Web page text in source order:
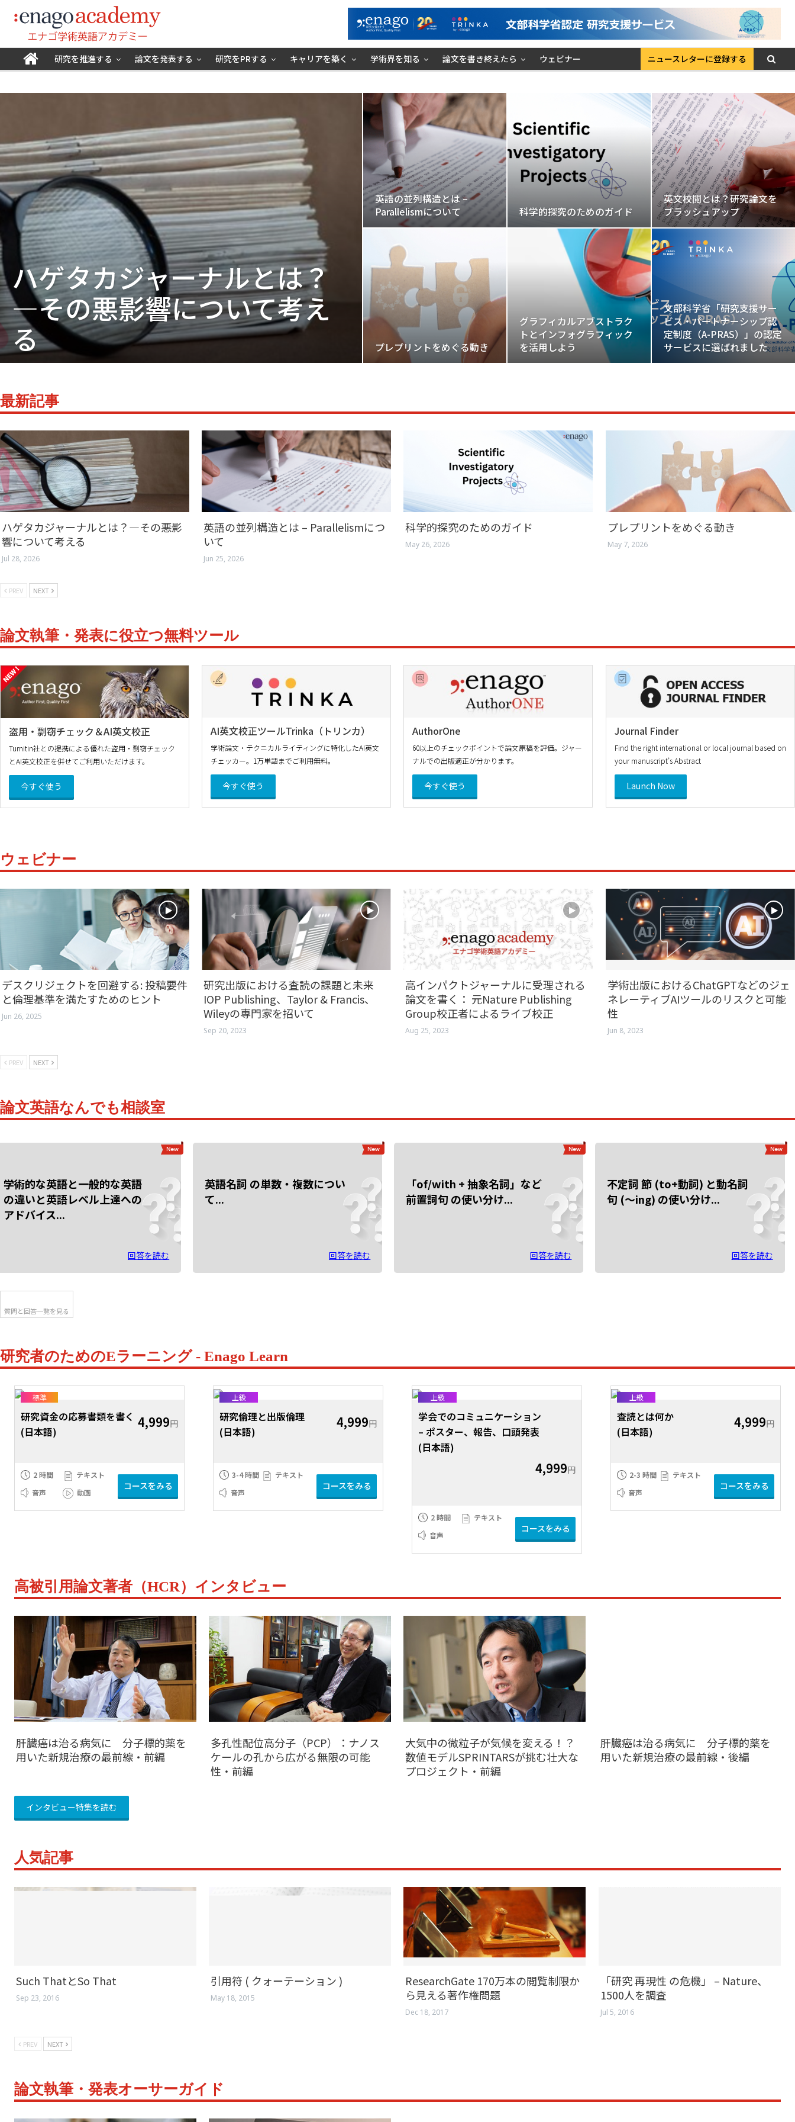
研究を推進する 論文を発表する 研究をPRする キャリアを築く 学術界を知る 論文を書き終えたら ウェビナー ニュースレターに登録する
ハゲタカジャーナルとは？
―その悪影響について考え
る
英語の並列構造とは –
Parallelismについて
科学的探究のためのガイド
プレプリントをめぐる動き
グラフィカルアブストラク
トとインフォグラフィック
を活用しよう
英文校閲とは？研究論文を
ブラッシュアップ
文部科学省「研究支援サー
ビス・パートナーシップ認
定制度（A-PRAS）」の認定
サービスに選ばれました
最新記事
ハゲタカジャーナルとは？―その悪影
響について考える
Jul 28, 2026
英語の並列構造とは – Parallelismにつ
いて
Jun 25, 2026
科学的探究のためのガイド
May 26, 2026
プレプリントをめぐる動き
May 7, 2026
PREV NEXT
論文執筆・発表に役立つ無料ツール
盗用・剽窃チェック＆AI英文校正
Turnitin社との提携による優れた盗用・剽窃チェック
とAI英文校正を併せてご利用いただけます。
今すぐ使う
AI英文校正ツールTrinka（トリンカ）
学術論文・テクニカルライティングに特化したAI英文
チェッカー。1万単語までご利用無料。
今すぐ使う
AuthorOne
60以上のチェックポイントで論文原稿を評価。ジャー
ナルでの出版適正が分かります。
今すぐ使う
Journal Finder
Find the right international or local journal based on
your manuscript’s Abstract
Launch Now
ウェビナー
デスクリジェクトを回避する: 投稿要件
と倫理基準を満たすためのヒント
Jun 26, 2025
研究出版における査読の課題と未来
IOP Publishing、Taylor & Francis、
Wileyの専門家を招いて
Sep 20, 2023
高インパクトジャーナルに受理される
論文を書く： 元Nature Publishing
Group校正者によるライブ校正
Aug 25, 2023
学術出版におけるChatGPTなどのジェ
ネレーティブAIツールのリスクと可能
性
Jun 8, 2023
PREV NEXT
論文英語なんでも相談室
学術的な英語と一般的な英語
の違いと英語レベル上達への
アドバイス...
回答を読む
英語名詞 の単数・複数につい
て...
回答を読む
「of/with + 抽象名詞」など
前置詞句 の使い分け...
回答を読む
不定詞 節 (to+動詞) と動名詞
句 (～ing) の使い分け...
回答を読む
質問と回答一覧を見る
研究者のためのEラーニング - Enago Learn
標準
研究資金の応募書類を書く
(日本語)
4,999円
2 時間
テキスト
音声
動画
コースをみる
上級
研究倫理と出版倫理
(日本語)
4,999円
3-4 時間
テキスト
音声
コースをみる
上級
学会でのコミュニケーション
– ポスター、報告、口頭発表
(日本語)
4,999円
2 時間
テキスト
音声
コースをみる
上級
査読とは何か
(日本語)
4,999円
2-3 時間
テキスト
音声
コースをみる
高被引用論文著者（HCR）インタビュー
肝臓癌は治る病気に 分子標的薬を
用いた新規治療の最前線・前編
多孔性配位高分子（PCP）：ナノス
ケールの孔から広がる無限の可能
性・前編
大気中の微粒子が気候を変える！？
数値モデルSPRINTARSが挑む壮大な
プロジェクト・前編
肝臓癌は治る病気に 分子標的薬を
用いた新規治療の最前線・後編
インタビュー特集を読む
人気記事
Such Thatとso That
Sep 23, 2016
引用符 ( クォーテーション )
May 18, 2015
ResearchGate 170万本の閲覧制限か
ら見える著作権問題
Dec 18, 2017
「研究 再現性 の危機」 – Nature、
1500人を調査
Jul 5, 2016
PREV NEXT
論文執筆・発表オーサーガイド